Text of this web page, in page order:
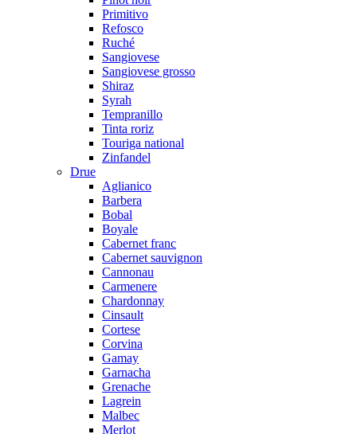
Primitivo
Refosco
Ruché
Sangiovese
Sangiovese grosso
Shiraz
Syrah
Tempranillo
Tinta roriz
Touriga national
Zinfandel
Drue
Aglianico
Barbera
Bobal
Boyale
Cabernet franc
Cabernet sauvignon
Cannonau
Carmenere
Chardonnay
Cinsault
Cortese
Corvina
Gamay
Garnacha
Grenache
Lagrein
Malbec
Merlot